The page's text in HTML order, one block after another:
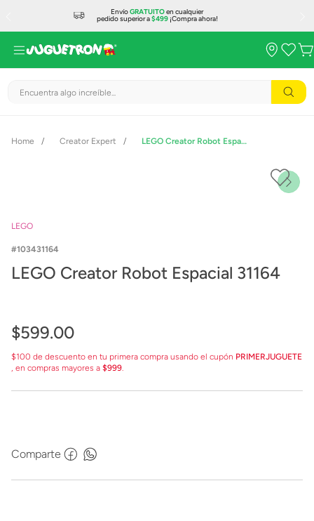
EnvíoGRATUITOen cualquier
pedido superior a$499¡Compra ahora!
Encuentra algo increíble...
Creator Expert LEGO Creator Robot Espacial 31164
LEGO
103431164
LEGO Creator Robot Espacial 31164
$599.00
$100 de descuento en tu primera compra usando el cupón PRIMERJUGUETE
, en compras mayores a $999.
Comparte